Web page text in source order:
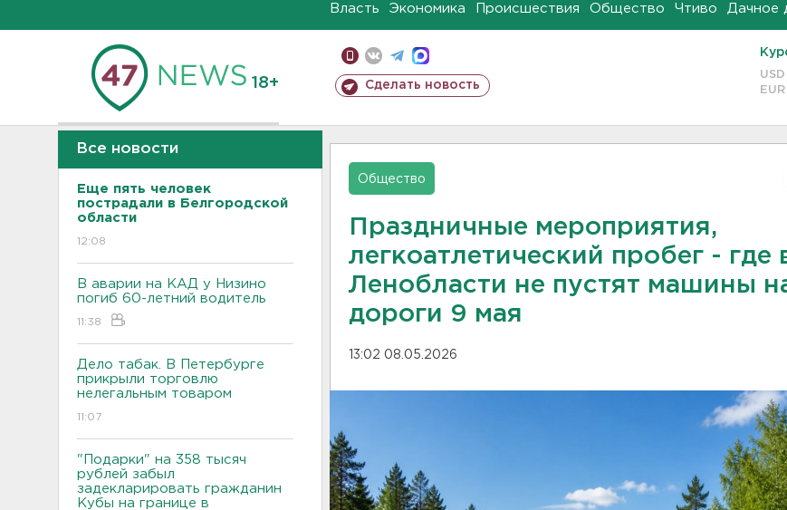
Власть Экономика Происшествия Общество Чтиво Дачное
18+ Сделать новость
Все новости
Еще пять человек
пострадали в Белгородской
области
12:08
В аварии на КАД у Низино
погиб 60-летний водитель
11:38
Дело табак. В Петербурге
прикрыли торговлю
нелегальным товаром
11:07
"Подарки" на 358 тысяч
рублей забыл
задекларировать гражданин
Кубы на границе в
Общество
Праздничные мероприятия,
легкоатлетический пробег - где
Ленобласти не пустят машины
дороги 9 мая
13:02 08.05.2026